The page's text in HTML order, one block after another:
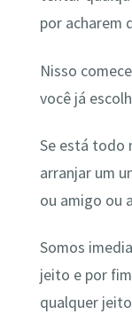
por acharem
Nisso
você já
Se está todo
arranjar um
ou amigo ou
Somos
jeito e por
qualquer